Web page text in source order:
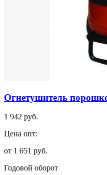
Огнетушитель
1 942 руб.
Цена опт:
от 1 651 руб.
Годовой оборот